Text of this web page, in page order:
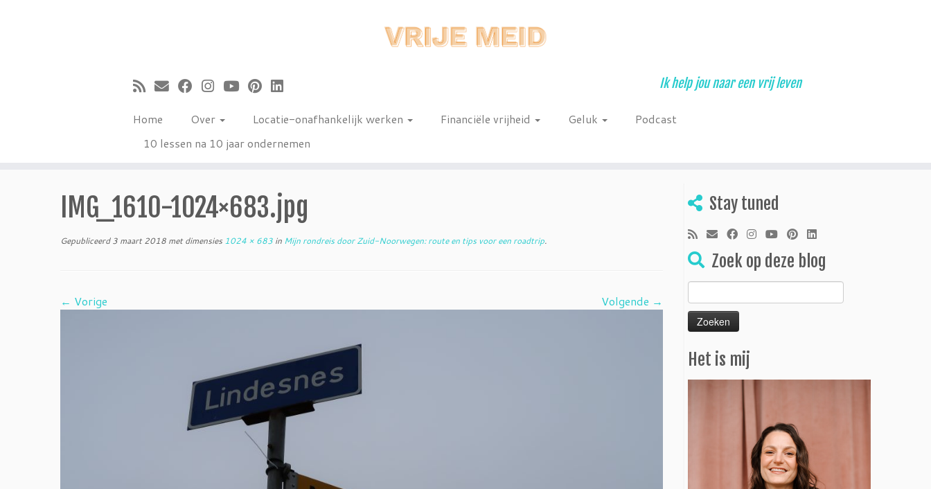
Ik help jou naar een vrij leven
Home Over Locatie-onafhankelijk werken Financiële vrijheid Geluk
Podcast
10 lessen na 10 jaar ondernemen
IMG_1610-1024×683.jpg
Gepubliceerd 3 maart 2018 met dimensies 1024 × 683 in Mijn rondreis door Zuid-Noorwegen: route en tips voor een roadtrip.
← Vorige Volgende →
Stay tuned
Zoek op deze blog
Zoeken
naar:
Het is mij